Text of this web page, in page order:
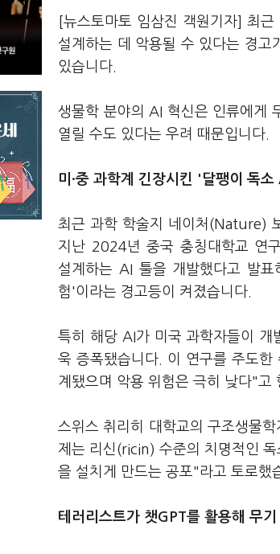
[뉴스토마토 임삼진 객원기자] 최
설계하는 데 악용될 수 있다는 경고
있습니다.
생물학 분야의 AI 혁신은 인류에게
열릴 수도 있다는 우려 때문입니다.
미·중 과학계 긴장시킨 '달팽이 독소
최근 과학 학술지 네이처(Nature)
지난 2024년 중국 충칭대학교 연
설계하는 AI 툴을 개발했다고 발
험'이라는 경고등이 켜졌습니다.
특히 해당 AI가 미국 과학자들이 개
욱 증폭됐습니다. 이 연구를 주도
계됐으며 악용 위험은 극히 낮다"고
스위스 취리히 대학교의 구조생물
제는 리신(ricin) 수준의 치명적인
을 설치게 만드는 공포"라고 토로했
테러리스트가 챗GPT를 활용해 무